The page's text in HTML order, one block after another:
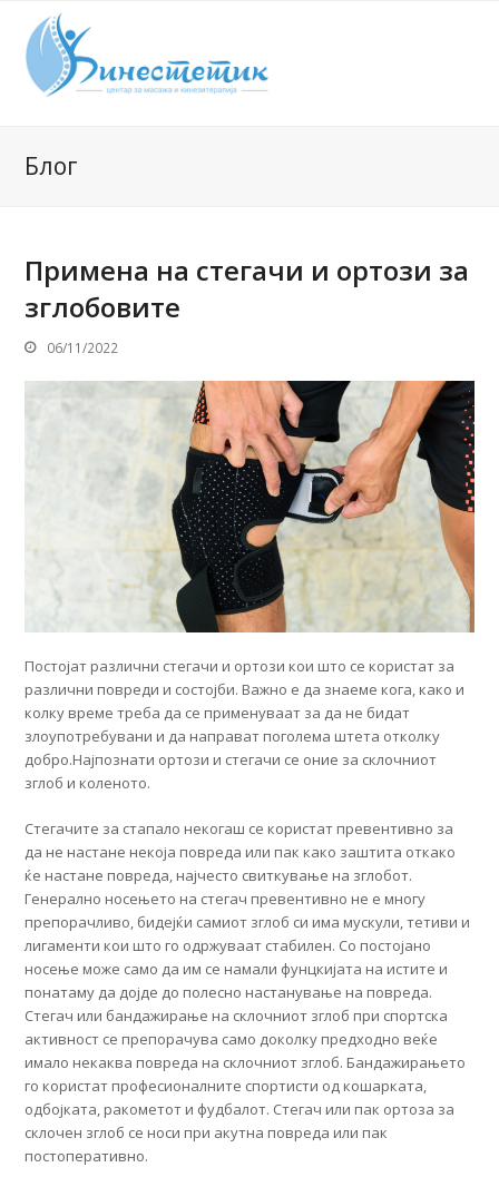
Блог
Примена на стегачи и ортози за
зглобовите
06/11/2022
Постојат различни стегачи и ортози кои што се користат за
различни повреди и состојби. Важно е да знаеме кога, како и
колку време треба да се применуваат за да не бидат
злоупотребувани и да направат поголема штета отколку
добро.Најпознати ортози и стегачи се оние за склочниот
зглоб и коленото.
Стегачите за стапало некогаш се користат превентивно за
да не настане некоја повреда или пак како заштита откако
ќе настане повреда, најчесто свиткување на зглобот.
Генерално носењето на стегач превентивно не е многу
препорачливо, бидејќи самиот зглоб си има мускули, тетиви и
лигаменти кои што го одржуваат стабилен. Со постојано
носење може само да им се намали фунцкијата на истите и
понатаму да дојде до полесно настанување на повреда.
Стегач или бандажирање на склочниот зглоб при спортска
активност се препорачува само доколку предходно веќе
имало некаква повреда на склочниот зглоб. Бандажирањето
го користат професионалните спортисти од кошарката,
одбојката, ракометот и фудбалот. Стегач или пак ортоза за
склочен зглоб се носи при акутна повреда или пак
постоперативно.